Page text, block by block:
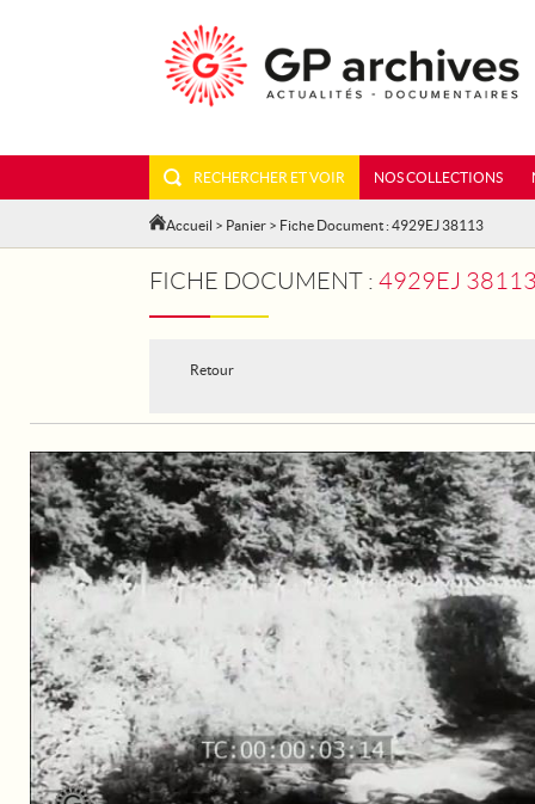
RECHERCHER ET VOIR NOS COLLECTIONS
Accueil > Panier > Fiche Document : 4929EJ 38113
FICHE DOCUMENT : 4929EJ 38113
Retour